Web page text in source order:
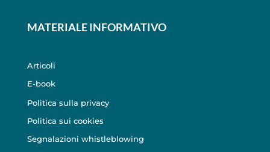
MATERIALE INFORMATIVO
Articoli
E-book
Politica sulla privacy
Politica sui cookies
Segnalazioni whistleblowing